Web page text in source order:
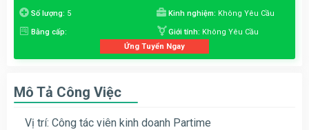
Số lượng: 5 Kinh nghiệm: Không Yêu Cầu
Bằng cấp: Giới tính: Không Yêu Cầu
Ứng Tuyển Ngay
Mô Tả Công Việc
Vị trí: Công tác viên kinh doanh Partime